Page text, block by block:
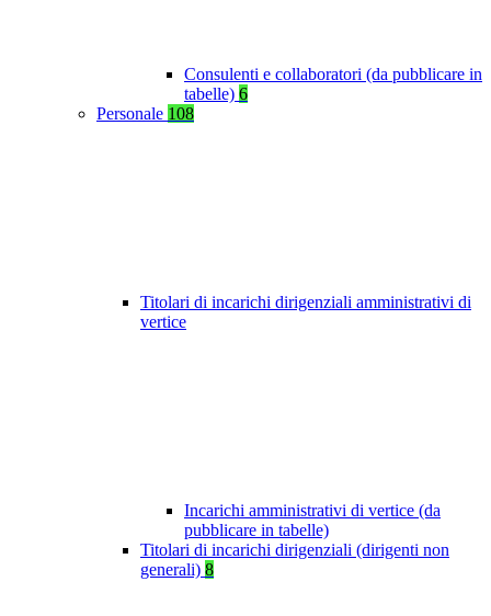
Consulenti e collaboratori (da pubblicare in
tabelle) 6
Personale 108
Titolari di incarichi dirigenziali amministrativi di
vertice
Incarichi amministrativi di vertice (da
pubblicare in tabelle)
Titolari di incarichi dirigenziali (dirigenti non
generali) 8